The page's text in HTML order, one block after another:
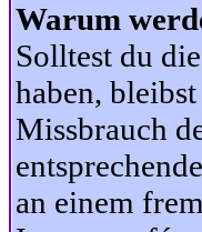
Warum
Solltest du
haben,
Missbrauch
an einem